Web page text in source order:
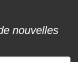
nouvelles